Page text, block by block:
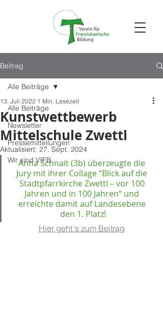
Beitrag
Alle Beiträge
Newsletter
Pressemitteilungen
Wir sind VfFB
Alle Beiträge
Kunstwettbewerb
Mittelschule Zwettl
13. Juli 2022 1 Min. Lesezeit
Aktualisiert: 27. Sept. 2024
Anna Schnait (3b) überzeugte die
Jury mit ihrer Collage “Blick auf die
Stadtpfarrkirche Zwettl – vor 100
Jahren und in 100 Jahren“ und
erreichte damit auf Landesebene
den 1. Platz!
Hier geht´s zum Beitrag